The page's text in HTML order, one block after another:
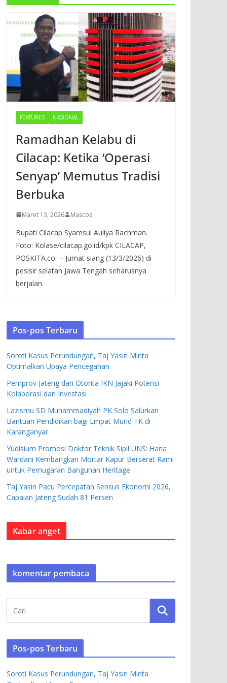
FEATURES NASIONAL
Ramadhan Kelabu di
Cilacap: Ketika ‘Operasi
Senyap’ Memutus Tradisi
Berbuka
Maret 13, 2026 Mascos
Bupati Cilacap Syamsul Auliya Rachman.
Foto: Kolase/cilacap.go.id/kpk CILACAP,
POSKITA.co – Jumat siang (13/3/2026) di
pesisir selatan Jawa Tengah seharusnya
berjalan
Pos-pos Terbaru
Soroti Kasus Perundungan, Taj Yasin Minta
Optimalkan Upaya Pencegahan
Pemprov Jateng dan Otorita IKN Jajaki Potensi
Kolaborasi dan Investasi
Lazismu SD Muhammadiyah PK Solo Salurkan
Bantuan Pendidikan bagi Empat Murid TK di
Karanganyar
Yudisium Promosi Doktor Teknik Sipil UNS: Hana
Wardani Kembangkan Mortar Kapur Berserat Rami
untuk Pemugaran Bangunan Heritage
Taj Yasin Pacu Percepatan Sensus Ekonomi 2026,
Capaian Jateng Sudah 81 Persen
Kabar anget
komentar pembaca
Pos-pos Terbaru
Soroti Kasus Perundungan, Taj Yasin Minta